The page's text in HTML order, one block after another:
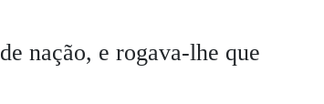
nação, e rogava-lhe que